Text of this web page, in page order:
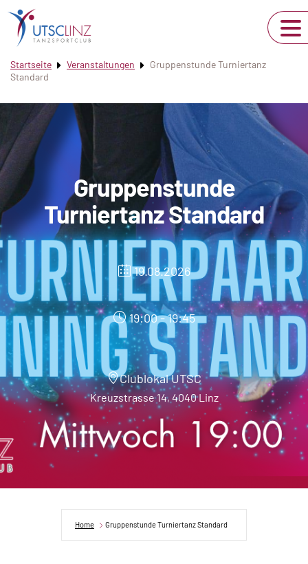
Startseite Veranstaltungen
Gruppenstunde Turniertanz
Standard
Gruppenstunde
Turniertanz Standard
19.08.2026
19:00 - 19:45
Clublokal UTSC
Kreuzstrasse 14, 4040 Linz
Home Gruppenstunde Turniertanz Standard